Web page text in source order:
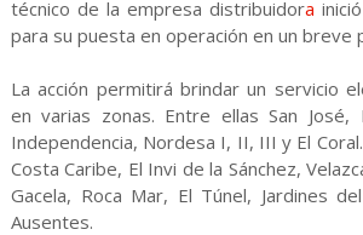
técnico de la empresa distribuidora
para su puesta en operación en un breve
La acción permitirá brindar un servicio
en varias zonas. Entre ellas San José,
Independencia, Nordesa I, II, III y El
Costa Caribe, El Invi de la Sánchez,
Gacela, Roca Mar, El Túnel, Jardines
Ausentes.